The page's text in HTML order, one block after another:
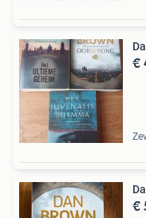
€
€